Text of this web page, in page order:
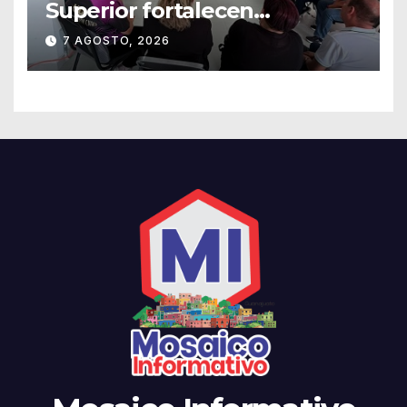
Superior fortalecen
estrategias para la
prevención de la violencia en
el noviazgo
7 AGOSTO, 2026